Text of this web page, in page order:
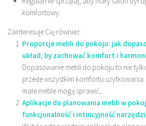
komfortowy.
Zainteresuje Cię również:
Proporcje mebli do pokoju: jak
układ, by zachować komfort i
Dopasowanie mebli do pokoju to nie
przede wszystkim komfortu
małe meble mogą sprawić,...
Aplikacje do planowania mebli w
funkcjonalność i intuicyjność